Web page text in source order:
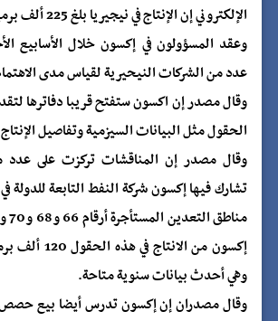
الإلكتروني إن الإنتاج في نيجيريا بلغ 225 ألف برميل يوميا في 2017.
وعقد المسؤولون في إكسون خلال الأسابيع
عدد من الشركات النيحيرية لقياس مدى
وقال مصدر إن اكسون ستفتح قريبا دفاترها
الحقول مثل البيانات السيزمية وتفاصيل
وقال مصدر إن المناقشات تركزت على عدد
تشارك فيها إكسون شركة النفط التابعة للدولة
وهي أحدث بيانات سنوية متاحة.
وقال مصدران إن إكسون تدرس أيضا بيع حصص